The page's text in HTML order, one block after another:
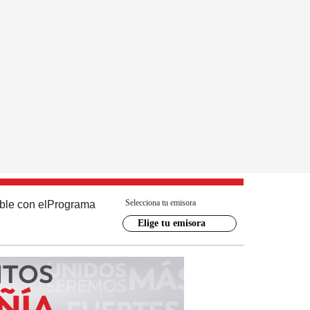
con el Programa Selecciona tu emisora
Elige tu emisora